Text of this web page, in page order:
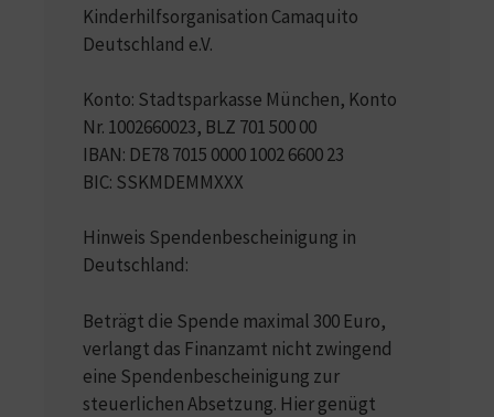
Kinderhilfsorganisation Camaquito
Deutschland e.V.
Konto: Stadtsparkasse München, Konto
Nr. 1002660023, BLZ 701 500 00
IBAN: DE78 7015 0000 1002 6600 23
BIC: SSKMDEMMXXX
Hinweis Spendenbescheinigung in
Deutschland:
Beträgt die Spende maximal 300 Euro,
verlangt das Finanzamt nicht zwingend
eine Spendenbescheinigung zur
steuerlichen Absetzung. Hier genügt